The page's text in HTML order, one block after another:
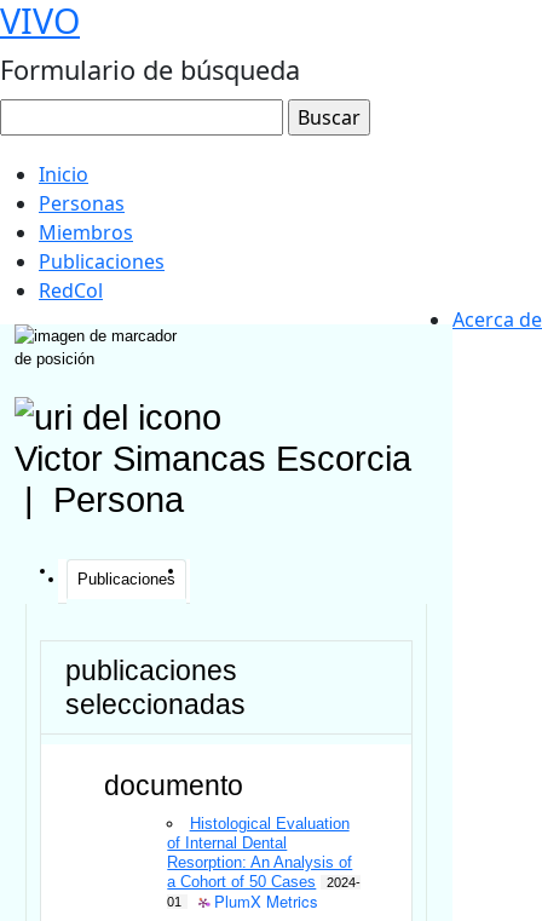
VIVO
Formulario de búsqueda
Inicio
Personas
Miembros
Publicaciones
RedCol
Acerca de
Victor Simancas Escorcia
Persona
Publicaciones
publicaciones
seleccionadas
documento
Histological Evaluation
of Internal Dental
Resorption: An Analysis of
a Cohort of 50 Cases
2024-
01
PlumX Metrics